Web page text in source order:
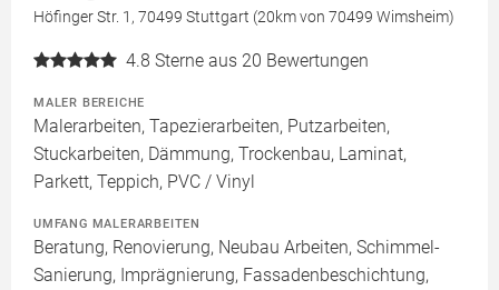
Höfinger Str. 1, 70499 Stuttgart (20km von 70499 Wimsheim)
4.8 Sterne aus 20 Bewertungen
MALER BEREICHE
Malerarbeiten, Tapezierarbeiten, Putzarbeiten,
Stuckarbeiten, Dämmung, Trockenbau, Laminat,
Parkett, Teppich, PVC / Vinyl
UMFANG MALERARBEITEN
Beratung, Renovierung, Neubau Arbeiten, Schimmel-
Sanierung, Imprägnierung, Fassadenbeschichtung,